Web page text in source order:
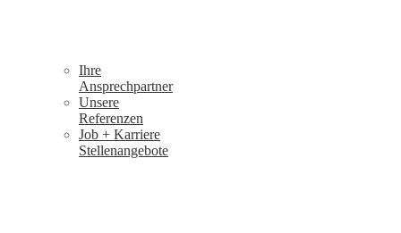
Ihre
Ansprechpartner
Unsere
Referenzen
Job + Karriere
Stellenangebote